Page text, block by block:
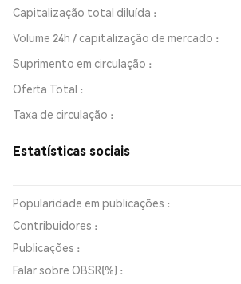
Capitalização total diluída
Volume 24h / capitalização de mercado
Suprimento em circulação
Oferta Total
Taxa de circulação
Estatísticas sociais
Popularidade em publicações :
Contribuidores :
Publicações :
Falar sobre OBSR(%) :